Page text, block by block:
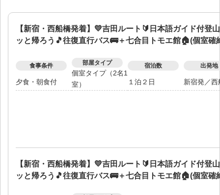
【新宿・西船橋発着】💛吉田ルート🔰日本語ガイド付登
ッと帰ろう🎵往復直行バス🚌＋七合目トモエ館🏠(個室確
食事条件
夕食・朝食付
部屋タイプ
個室タイプ（2名1
室）
宿泊数
１泊２日
出発地
新宿発 ／西
【新宿・西船橋発着】💛吉田ルート🔰日本語ガイド付登
ッと帰ろう🎵往復直行バス🚌＋七合目トモエ館🏠(個室確